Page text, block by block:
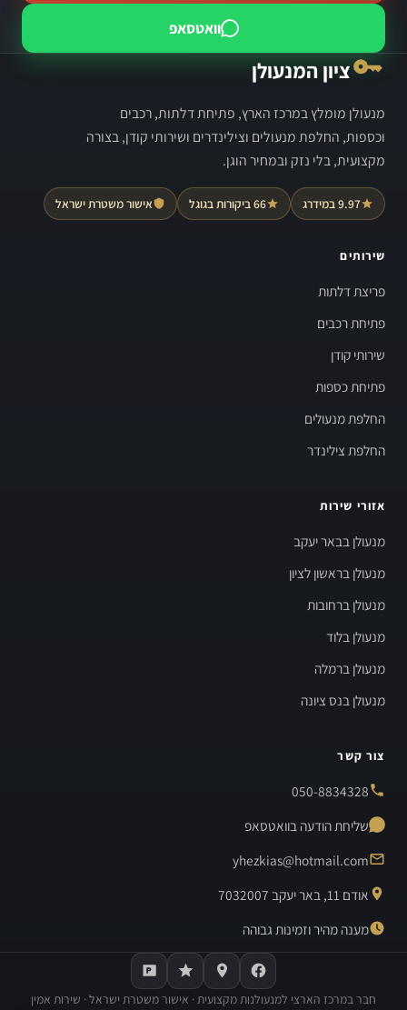
וואטסאפ
ציון המנעולן
מנעולן מומלץ במרכז הארץ, פתיחת דלתות, רכבים
וכספות, החלפת מנעולים וצילינדרים ושירותי קודן, בצורה
מקצועית, בלי נזק ובמחיר הוגן.
9.97 במידרג 66 ביקורות בגוגל אישור משטרת ישראל
שירותים
פריצת דלתות
פתיחת רכבים
שירותי קודן
פתיחת כספות
החלפת מנעולים
החלפת צילינדר
אזורי שירות
מנעולן בבאר יעקב
מנעולן בראשון לציון
מנעולן ברחובות
מנעולן בלוד
מנעולן ברמלה
מנעולן בנס ציונה
צור קשר
050-8834328
שליחת הודעה בוואטסאפ
yhezkias@hotmail.com
אודם 11, באר יעקב 7032007
מענה מהיר וזמינות גבוהה
חבר במרכז הארצי למנעולנות מקצועית · אישור משטרת ישראל · שירות אמין